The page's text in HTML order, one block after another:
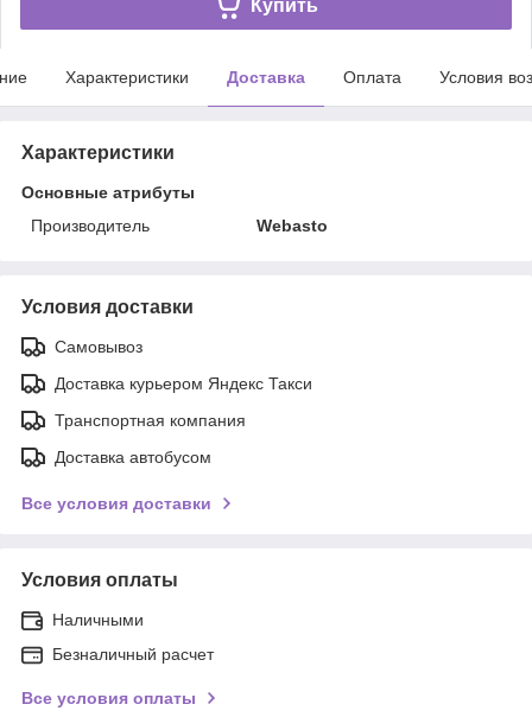
Купить
Характеристики Доставка Оплата Условия
Характеристики
Основные атрибуты
Производитель
Webasto
Условия доставки
Самовывоз
Доставка курьером Яндекс Такси
Транспортная компания
Доставка автобусом
Все условия доставки
Условия оплаты
Наличными
Безналичный расчет
Все условия оплаты